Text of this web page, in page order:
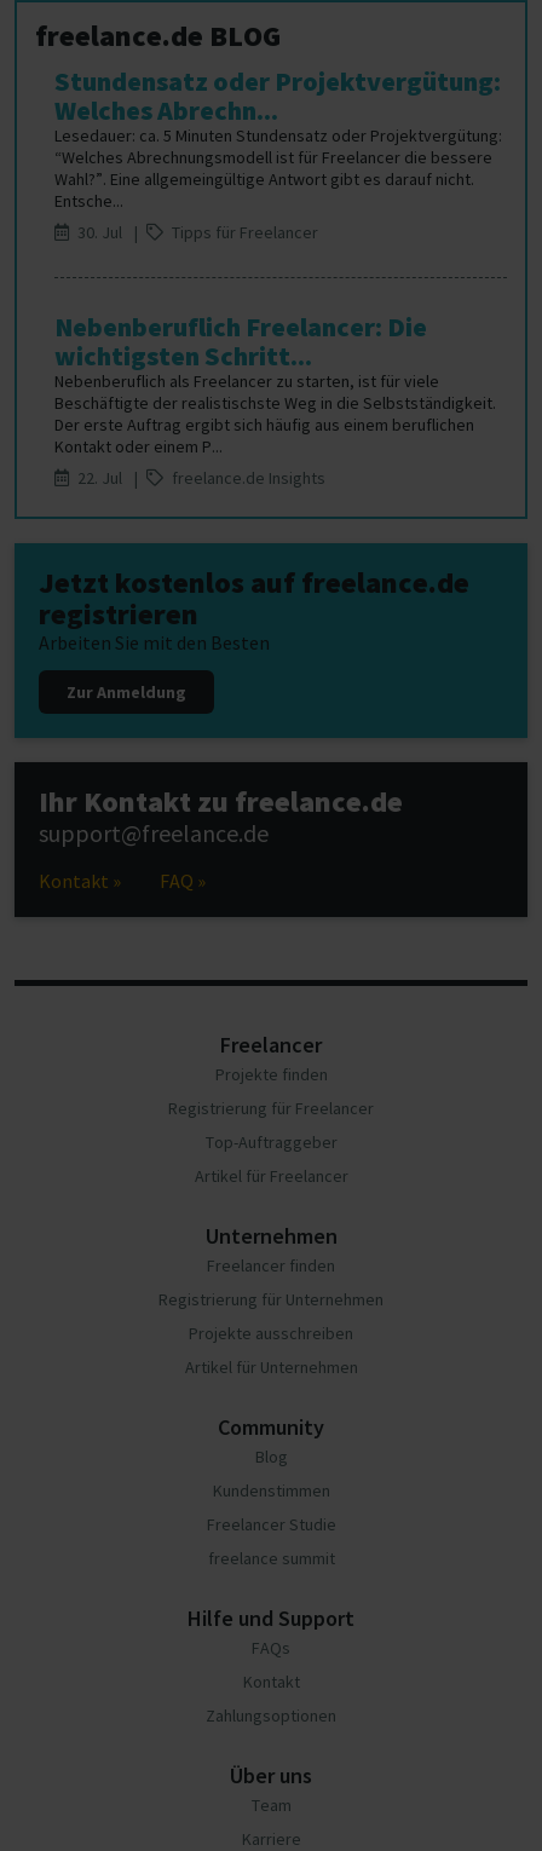
freelance.de BLOG
Stundensatz oder Projektvergütung:
Welches Abrechn...
Lesedauer: ca. 5 Minuten Stundensatz oder Projektvergütung:
“Welches Abrechnungsmodell ist für Freelancer die bessere
Wahl?”. Eine allgemeingültige Antwort gibt es darauf nicht.
Entsche...
30. Jul |
Tipps für Freelancer
Nebenberuflich Freelancer: Die
wichtigsten Schritt...
Nebenberuflich als Freelancer zu starten, ist für viele
Beschäftigte der realistischste Weg in die Selbstständigkeit.
Der erste Auftrag ergibt sich häufig aus einem beruflichen
Kontakt oder einem P...
22. Jul |
freelance.de Insights
Jetzt kostenlos auf freelance.de
registrieren
Arbeiten Sie mit den Besten
Zur Anmeldung
Ihr Kontakt zu freelance.de
support@freelance.de
Kontakt » FAQ »
Freelancer
Projekte finden
Registrierung für Freelancer
Top-Auftraggeber
Artikel für Freelancer
Unternehmen
Freelancer finden
Registrierung für Unternehmen
Projekte ausschreiben
Artikel für Unternehmen
Community
Blog
Kundenstimmen
Freelancer Studie
freelance summit
Hilfe und Support
FAQs
Kontakt
Zahlungsoptionen
Über uns
Team
Karriere